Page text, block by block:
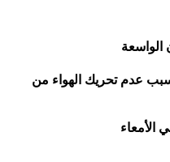
الواسعة
عدم تحريك الهواء من
الأمعاء